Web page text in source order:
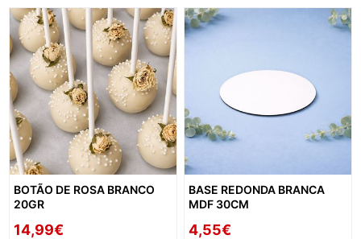
BOTÃO DE ROSA BRANCO
20GR
14,99€
BASE REDONDA BRANCA
MDF 30CM
4,55€